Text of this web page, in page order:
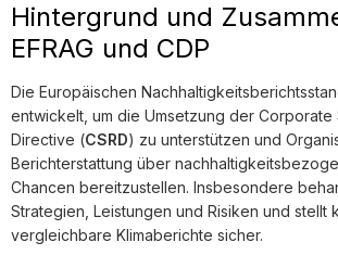
Hintergrund und
EFRAG und CDP
Die Europäischen
entwickelt, um die Umsetzung der Corporate
Directive (CSRD) zu unterstützen und
Berichterstattung über
Chancen bereitzustellen. Insbesondere
Strategien, Leistungen und Risiken und stellt
vergleichbare Klimaberichte sicher.